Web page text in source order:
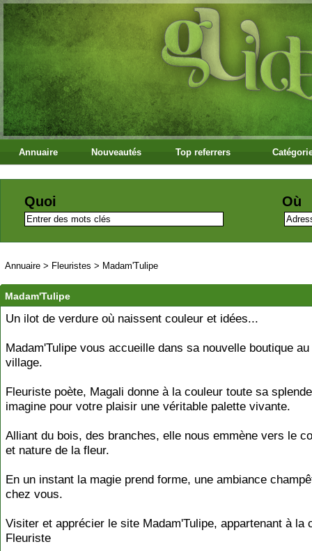
Annuaire Nouveautés Top referrers
Quoi Où
Annuaire > Fleuristes > Madam'Tulipe
Madam'Tulipe
Un ilot de verdure où naissent couleur et idées...
Madam'Tulipe vous accueille dans sa nouvelle boutique
village.
Fleuriste poète, Magali donne à la couleur toute sa
imagine pour votre plaisir une véritable palette vivante.
Alliant du bois, des branches, elle nous emmène vers le
et nature de la fleur.
En un instant la magie prend forme, une ambiance
chez vous.
Visiter et apprécier le site Madam'Tulipe, appartenant à la
Fleuriste